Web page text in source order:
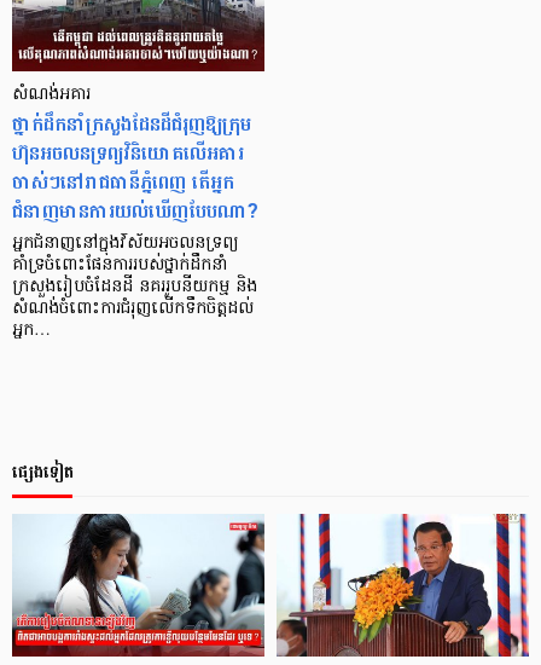
សំណង់អគារ
ថ្នាក់ដឹកនាំក្រសួងដែនដីជំរុញឱ្យក្រុម
ហ៊ុនអចលនទ្រព្យវិនិយោគលើអគារ
ចាស់ៗនៅរាជធានីភ្នំពេញ តើអ្នក
ជំនាញមានការយល់ឃើញបែបណា?
អ្នកជំនាញនៅក្នុងវិស័យអចលនទ្រព្យ
គាំទ្រចំពោះផែនការរបស់ថ្នាក់ដឹកនាំ
ក្រសួងរៀបចំដែនដី នគររូបនីយកម្ម និង
សំណង់ចំពោះការជំរុញលើកទឹកចិត្តដល់
អ្នក…
ផ្សេងទៀត